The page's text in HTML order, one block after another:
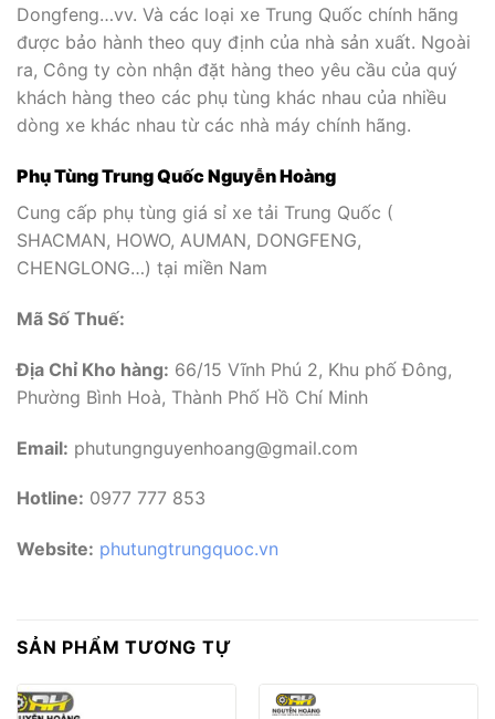
Dongfeng…vv. Và các loại xe Trung Quốc chính hãng
được bảo hành theo quy định của nhà sản xuất. Ngoài
ra, Công ty còn nhận đặt hàng theo yêu cầu của quý
khách hàng theo các phụ tùng khác nhau của nhiều
dòng xe khác nhau từ các nhà máy chính hãng.
Phụ Tùng Trung Quốc Nguyễn Hoàng
Cung cấp phụ tùng giá sỉ xe tải Trung Quốc (
SHACMAN, HOWO, AUMAN, DONGFENG,
CHENGLONG…) tại miền Nam
Mã Số Thuế:
Địa Chỉ Kho hàng: 66/15 Vĩnh Phú 2, Khu phố Đông,
Phường Bình Hoà, Thành Phố Hồ Chí Minh
Email: phutungnguyenhoang@gmail.com
Hotline: 0977 777 853
Website: phutungtrungquoc.vn
SẢN PHẨM TƯƠNG TỰ